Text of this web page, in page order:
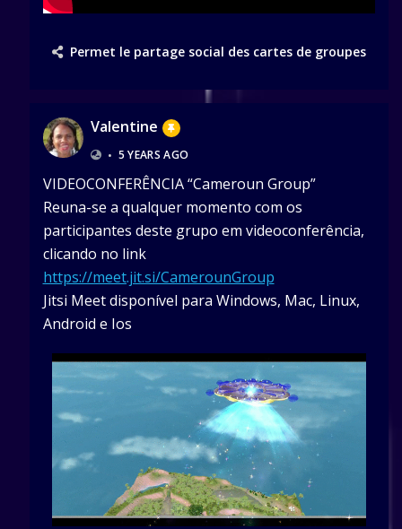
Permet le partage social des cartes de groupes
Valentine
• 5 YEARS AGO
VIDEOCONFERÊNCIA “Cameroun Group”
Reuna-se a qualquer momento com os
participantes deste grupo em videoconferência,
clicando no link
https://meet.jit.si/CamerounGroup
Jitsi Meet disponível para Windows, Mac, Linux,
Android e Ios